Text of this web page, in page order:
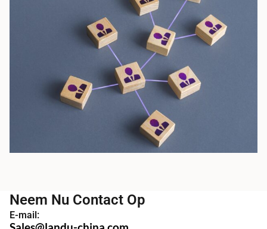
Neem Nu Contact Op
E-mail: